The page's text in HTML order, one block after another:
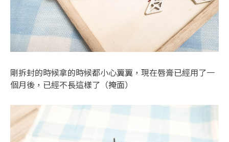
剛拆封的時候拿的時候都小心翼翼，現在唇膏已經用了一
個月後，已經不長這樣了（掩面）